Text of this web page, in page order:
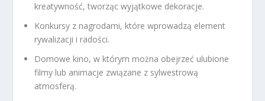
kreatywność, tworząc wyjątkowe dekoracje.
Konkursy z nagrodami, które wprowadzą element
rywalizacji i radości.
Domowe kino, w którym można obejrzeć ulubione
filmy lub animacje związane z sylwestrową
atmosferą.